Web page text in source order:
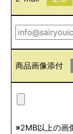
商品画像添付
※2MB以上の画